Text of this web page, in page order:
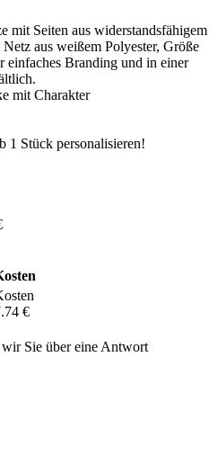
mit Seiten aus widerstandsfähigem
aus weißem Polyester, Größe
einfaches Branding und in einer
mit Charakter
1 Stück personalisieren!
€
Sie über eine Antwort